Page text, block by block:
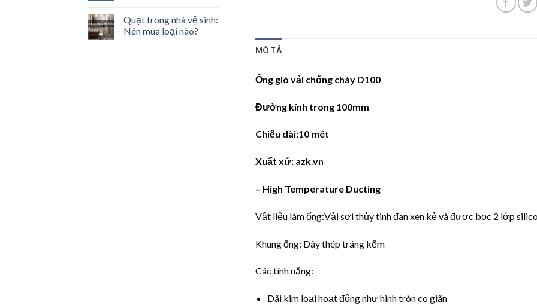
Quạt trong nhà vệ sinh:
Nên mua loại nào?
MÔ TẢ
Ống gió vải chống cháy D100
Đường kính trong 100mm
Chiều dài:10 mét
Xuất xứ: azk.vn
– High Temperature Ducting
Vật liệu làm ống:Vải sơi thủy tinh đan xen kẻ và được bọc 2 lớp
Khung ống: Dây thép tráng kẽm
Các tính năng:
Dãi kim loại hoạt động như hình tròn co giãn